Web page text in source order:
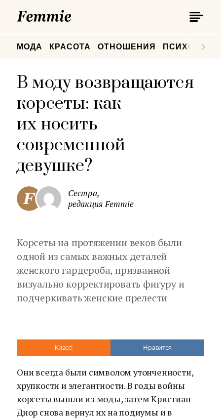
МОДА КРАСОТА ОТНОШЕНИЯ
В моду возвращаются
корсеты: как
их носить
современной
девушке?
Сестра,
редакция Femmie
Корсеты на протяжении веков были
одной из самых важных деталей
женского гардероба, призванной
визуально корректировать фигуру и
подчеркивать женские прелести
Класс! Нравится
Они всегда были символом утонченности,
хрупкости и элегантности. В годы войны
корсеты вышли из моды, затем Кристиан
Диор снова вернул их на подиумы и в